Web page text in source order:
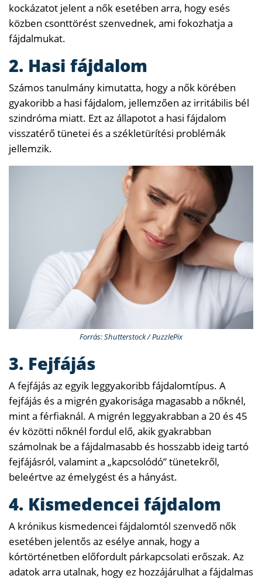
kockázatot jelent a nők esetében arra, hogy esés
közben csonttörést szenvednek, ami fokozhatja a
fájdalmukat.
2. Hasi fájdalom
Számos tanulmány kimutatta, hogy a nők körében
gyakoribb a hasi fájdalom, jellemzően az irritábilis bél
szindróma miatt. Ezt az állapotot a hasi fájdalom
visszatérő tünetei és a székletürítési problémák
jellemzik.
Forrás: Shutterstock / PuzzlePix
3. Fejfájás
A fejfájás az egyik leggyakoribb fájdalomtípus. A
fejfájás és a migrén gyakorisága magasabb a nőknél,
mint a férfiaknál. A migrén leggyakrabban a 20 és 45
év közötti nőknél fordul elő, akik gyakrabban
számolnak be a fájdalmasabb és hosszabb ideig tartó
fejfájásról, valamint a „kapcsolódó” tünetekről,
beleértve az émelygést és a hányást.
4. Kismedencei fájdalom
A krónikus kismedencei fájdalomtól szenvedő nők
esetében jelentős az esélye annak, hogy a
kórtörténetben előfordult párkapcsolati erőszak. Az
adatok arra utalnak, hogy ez hozzájárulhat a fájdalmas